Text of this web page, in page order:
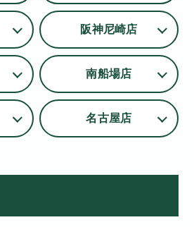
阪神尼崎店
南船場店
名古屋店